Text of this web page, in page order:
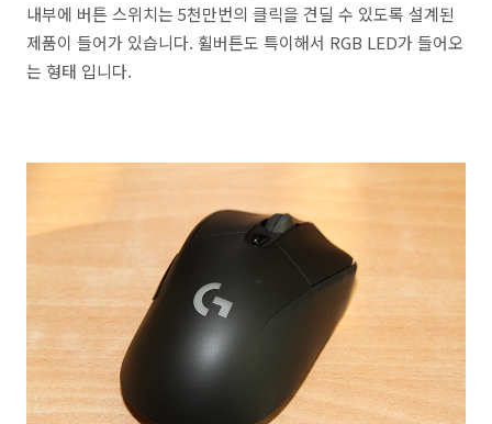
내부에 버튼 스위치는 5천만번의 클릭을 견딜 수 있도록 설계된
제품이 들어가 있습니다. 휠버튼도 특이해서 RGB LED가 들어오
는 형태 입니다.